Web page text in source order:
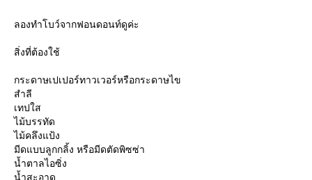
ลองทำโบว์จากฟอนดอนท์ดูค่ะ
สิ่งที่ต้องใช้
กระดาษเปเปอร์ทาวเวอร์หรือกระดาษไข
สำลี
เทปใส
ไม้บรรทัด
ไม้คลึงแป้ง
มีดแบบลูกกลิ้ง หรือมีดตัดพิซซ่า
น้ำตาลไอซิ่ง
น้ำสะอาด